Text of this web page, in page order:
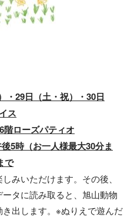
・29日（土・祝）・30日
ス
階ローズパティオ
5時（お一人様最大30分ま
で
みいただけます。その後、
タに読み取ると、旭山動物
出します。※ぬりえで遊んだ